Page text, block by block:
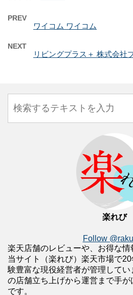
PREV
ワイコム ワイコム
NEXT
リビングプラス＋ 株式会社
楽れび
Follow
楽天店舗のレビューや、お得な情
当サイト（楽れび）楽天市場で
験豊富な現役経営者が管理して
の店舗立ち上げから運営まで手
です。